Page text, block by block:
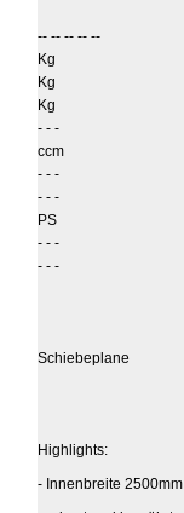
-- -- -- -- --
Kg
Kg
Kg
- - -
ccm
- - -
- - -
PS
- - -
- - -
Schiebeplane
Highlights:
- Innenbreite